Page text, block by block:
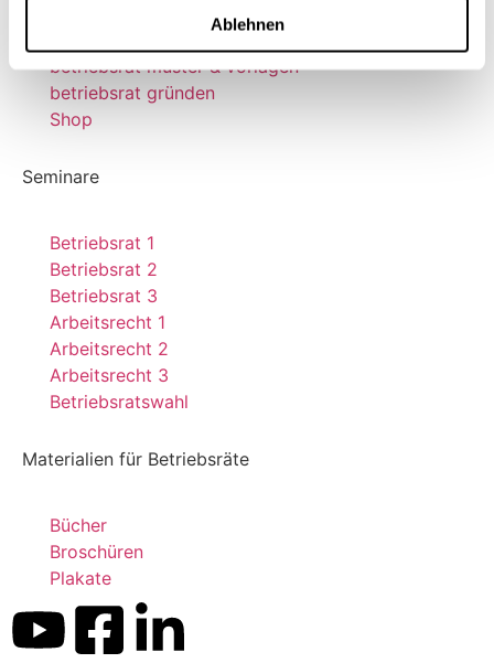
Ablehnen
betriebsrat webinare
betriebsrat muster & vorlagen
betriebsrat gründen
Shop
Seminare
Betriebsrat 1
Betriebsrat 2
Betriebsrat 3
Arbeitsrecht 1
Arbeitsrecht 2
Arbeitsrecht 3
Betriebsratswahl
Materialien für Betriebsräte
Bücher
Broschüren
Plakate
Kundenbewertungen und Erfahrungen zu
Dr. Kluge Seminare
Empfehlungen auf
SEHR GUT